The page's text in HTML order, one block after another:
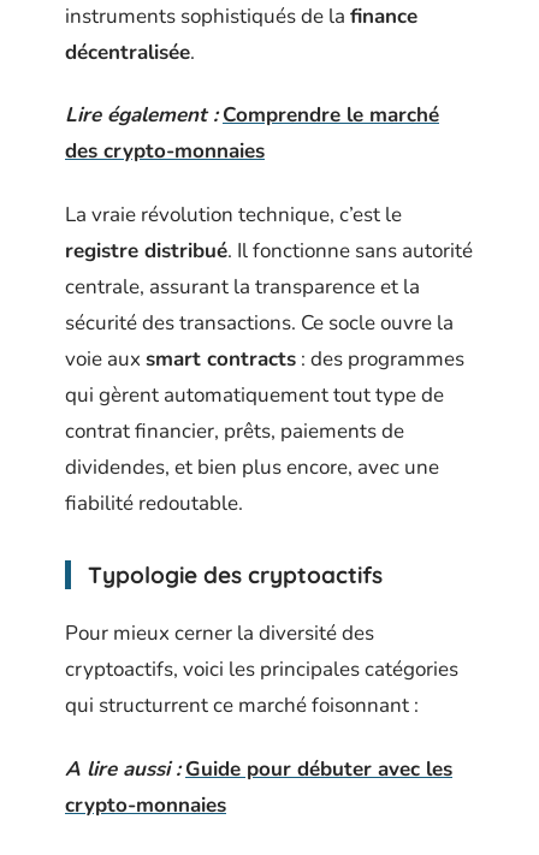
instruments sophistiqués de la finance
décentralisée.
Lire également : Comprendre le marché
des crypto-monnaies
La vraie révolution technique, c’est le
registre distribué. Il fonctionne sans autorité
centrale, assurant la transparence et la
sécurité des transactions. Ce socle ouvre la
voie aux smart contracts : des programmes
qui gèrent automatiquement tout type de
contrat financier, prêts, paiements de
dividendes, et bien plus encore, avec une
fiabilité redoutable.
Typologie des cryptoactifs
Pour mieux cerner la diversité des
cryptoactifs, voici les principales catégories
qui structurrent ce marché foisonnant :
A lire aussi : Guide pour débuter avec les
crypto-monnaies